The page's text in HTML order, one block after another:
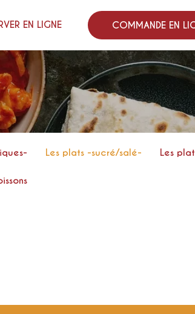
EN LIGNE COMMANDE EN
Les plats -sucré/salé- Les